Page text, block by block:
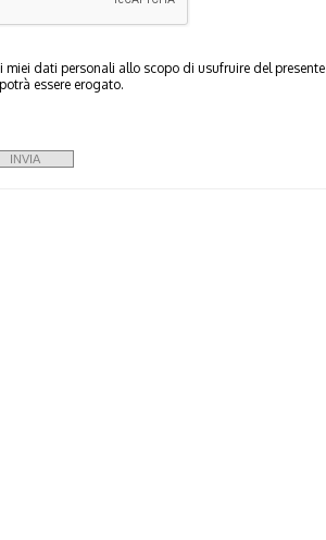
dati personali allo scopo di usufruire del presente
essere erogato.